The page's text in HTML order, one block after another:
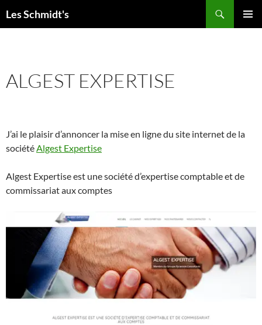
auLes Schmidt's
ALGEST EXPERTISE
J’ai le plaisir d’annoncer la mise en ligne du site internet de la
sociétéAlgest Expertise
Algest Expertise est une société d’expertise comptable et de
commissariat aux comptes